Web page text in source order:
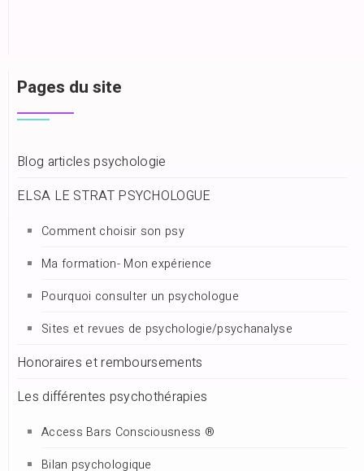
Pages du site
Blog articles psychologie
ELSA LE STRAT PSYCHOLOGUE
Comment choisir son psy
Ma formation- Mon expérience
Pourquoi consulter un psychologue
Sites et revues de psychologie/psychanalyse
Honoraires et remboursements
Les différentes psychothérapies
Access Bars Consciousness ®
Bilan psychologique